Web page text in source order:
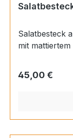
Salatbesteck
Regulärer
45,00 €